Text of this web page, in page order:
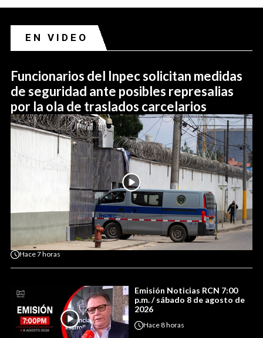
EN VIDEO
Funcionarios del Inpec solicitan medidas
de seguridad ante posibles represalias
por la ola de traslados carcelarios
Hace7 horas
Emisión Noticias RCN 7:00
p.m. / sábado 8 de agosto de
2026
Hace8 horas